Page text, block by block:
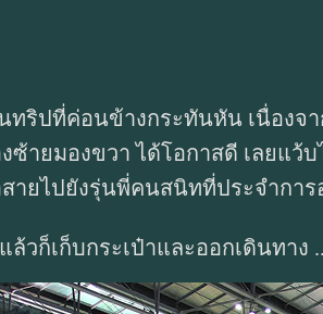
ทริปที่ค่อนข้างกระทันหัน เนื่องจ
ซ้ายมองขวา ได้โอกาสดี เลยแว้บ
ายไปยังรุ่นพี่คนสนิทที่ประจำการ
ล้วก็เก็บกระเป๋าและออกเดินทาง